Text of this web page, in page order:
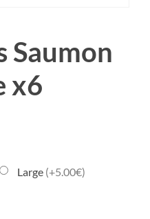
Saumon
x6
Large (+5.00€)